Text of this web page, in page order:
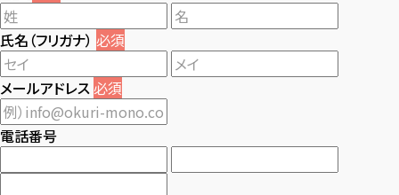
氏名（フリガナ） 必須
メールアドレス必須
電話番号